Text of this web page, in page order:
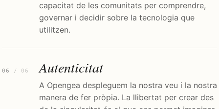
capacitat de les comunitats per comprendre,
governar i decidir sobre la tecnologia que
utilitzen.
06 / 06 Autenticitat
A Opengea despleguem la nostra veu i la nostra
manera de fer pròpia. La llibertat per crear des